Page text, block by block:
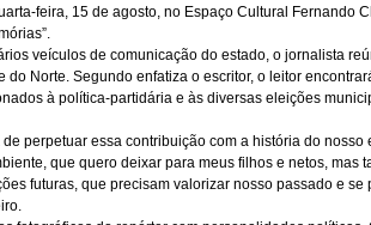
feira, 15 de agosto, no Espaço Cultural Fernando
veículos de comunicação do estado, o jornalista
do Norte. Segundo enfatiza o escritor, o leitor
à política-partidária e às diversas eleições
de perpetuar essa contribuição com a história do
que quero deixar para meus filhos e netos, mas
futuras, que precisam valorizar nosso passado e se